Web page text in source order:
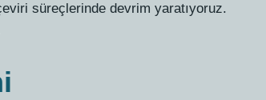
süreçlerinde devrim yaratıyoruz.